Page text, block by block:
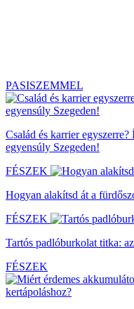
PASISZEMMEL
Család és karrier
egyensúly Szegeden!
FÉSZEK
Hogyan alakítsd át a
FÉSZEK
Tartós padlóburkolat titka:
FÉSZEK